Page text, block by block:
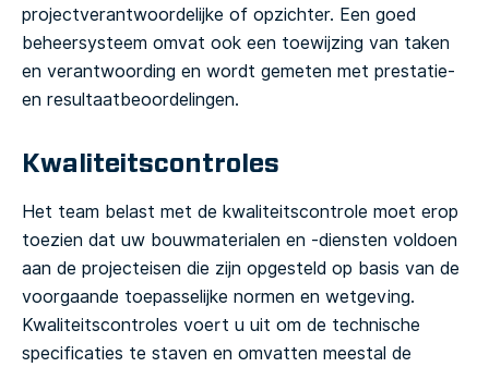
projectverantwoordelijke of opzichter. Een goed
beheersysteem omvat ook een toewijzing van taken
en verantwoording en wordt gemeten met prestatie-
en resultaatbeoordelingen.
Kwaliteitscontroles
Het team belast met de kwaliteitscontrole moet erop
toezien dat uw bouwmaterialen en -diensten voldoen
aan de projecteisen die zijn opgesteld op basis van de
voorgaande toepasselijke normen en wetgeving.
Kwaliteitscontroles voert u uit om de technische
specificaties te staven en omvatten meestal de